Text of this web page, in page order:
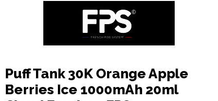
Puff Tank 30K Orange Apple
Berries Ice 1000mAh 20ml